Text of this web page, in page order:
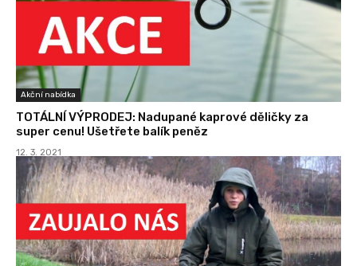
Akční nabídka
TOTÁLNÍ VÝPRODEJ: Nadupané kaprové děličky za
super cenu! Ušetřete balík peněz
12. 3. 2021